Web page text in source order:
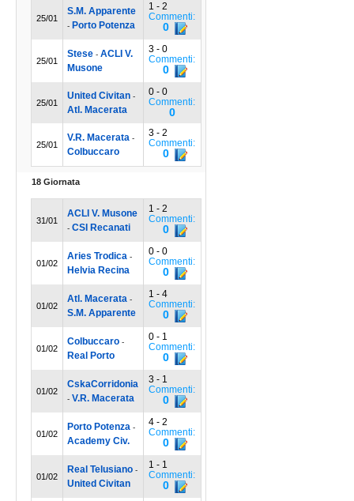
25/01
S.M. Apparente
- Porto Potenza
1 - 2
Commenti:
0
25/01
Stese- ACLI V.
Musone
3 - 0
Commenti:
0
25/01
United Civitan-
Atl. Macerata
0 - 0
Commenti:
0
25/01
V.R. Macerata-
Colbuccaro
3 - 2
Commenti:
0
18 Giornata
31/01
ACLI V. Musone
- CSI Recanati
1 - 2
Commenti:
0
01/02
Aries Trodica-
Helvia Recina
0 - 0
Commenti:
0
01/02
Atl. Macerata-
S.M. Apparente
1 - 4
Commenti:
0
01/02
Colbuccaro-
Real Porto
0 - 1
Commenti:
0
01/02
CskaCorridonia
- V.R. Macerata
3 - 1
Commenti:
0
01/02
Porto Potenza-
Academy Civ.
4 - 2
Commenti:
0
01/02
Real Telusiano-
United Civitan
1 - 1
Commenti:
0